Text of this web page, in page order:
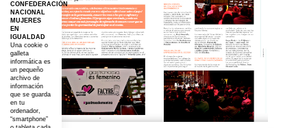
CONFEDERACIÓN
NACIONAL
MUJERES
EN
IGUALDAD
Una cookie o
galleta
informática es
un pequeño
archivo de
información
que se guarda
en tu
ordenador,
“smartphone”